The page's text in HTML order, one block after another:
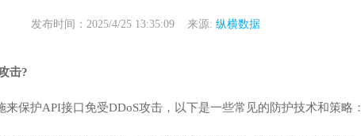
发布时间：2025/4/25 13:35:09 来源: 纵横数据
击?
保护API接口免受DDoS攻击，以下是一些常见的防护技术和策略：